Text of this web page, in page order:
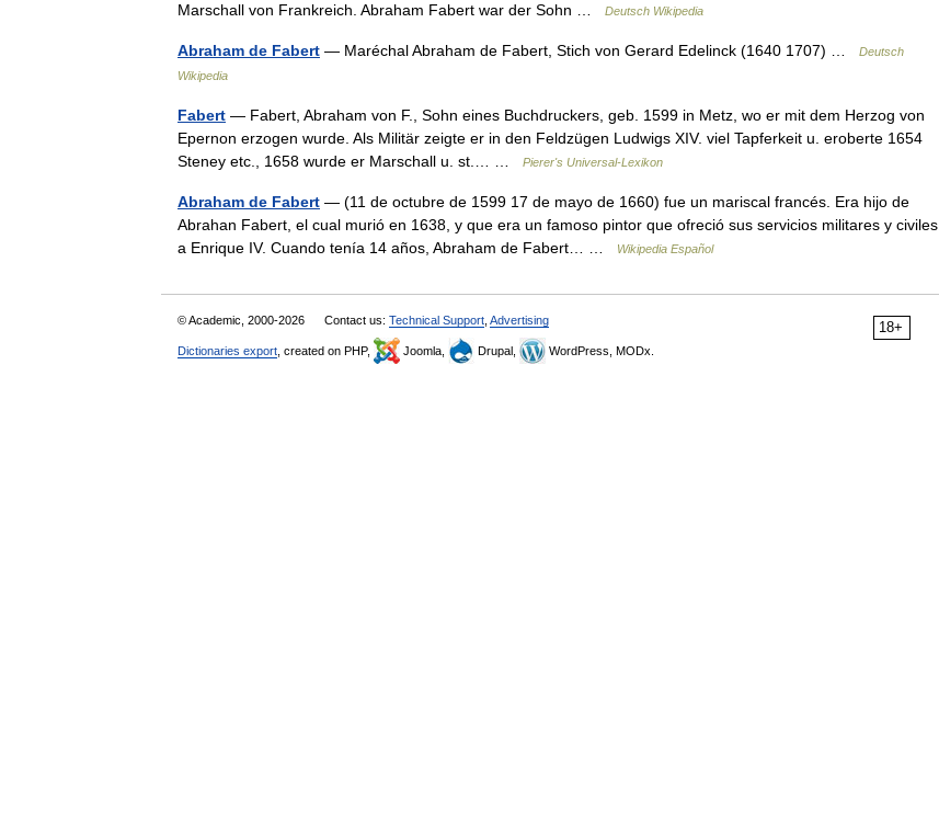
Marschall von Frankreich. Abraham Fabert war der Sohn …
Deutsch Wikipedia
Abraham de Fabert — Maréchal Abraham de Fabert, Stich von Gerard Edelinck (1640 1707) …
Deutsch
Wikipedia
Fabert — Fabert, Abraham von F., Sohn eines Buchdruckers, geb. 1599 in Metz, wo er mit dem Herzog von
Epernon erzogen wurde. Als Militär zeigte er in den Feldzügen Ludwigs XIV. viel Tapferkeit u. eroberte 1654
Steney etc., 1658 wurde er Marschall u. st.… …
Pierer's Universal-Lexikon
Abraham de Fabert — (11 de octubre de 1599 17 de mayo de 1660) fue un mariscal francés. Era hijo de
Abrahan Fabert, el cual murió en 1638, y que era un famoso pintor que ofreció sus servicios militares y civiles
a Enrique IV. Cuando tenía 14 años, Abraham de Fabert… …
Wikipedia Español
18+
© Academic, 2000-2026 Contact us: Technical Support Advertising
Dictionaries export , created on PHP, Joomla, Drupal, WordPress, MODx.